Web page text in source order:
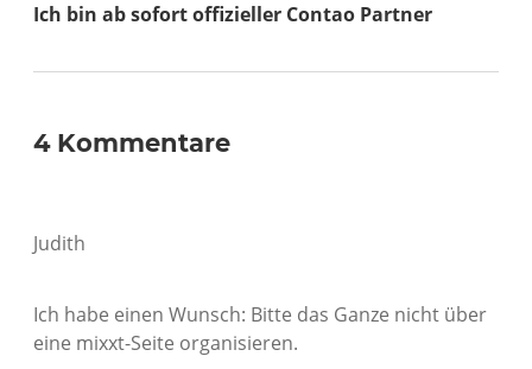
Ich bin ab sofort offizieller Contao Partner
4 Kommentare
Judith
Ich habe einen Wunsch: Bitte das Ganze nicht über
eine mixxt-Seite organisieren.